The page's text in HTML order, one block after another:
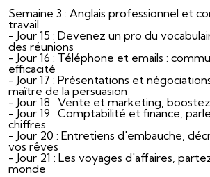
Semaine 3 : Anglais professionnel et
travail
- Jour 15 : Devenez un pro du
des réunions
- Jour 16 : Téléphone et emails :
efficacité
- Jour 17 : Présentations et
maître de la persuasion
- Jour 18 : Vente et marketing,
- Jour 19 : Comptabilité et finance,
chiffres
- Jour 20 : Entretiens d'embauche,
vos rêves
- Jour 21 : Les voyages d'affaires,
monde